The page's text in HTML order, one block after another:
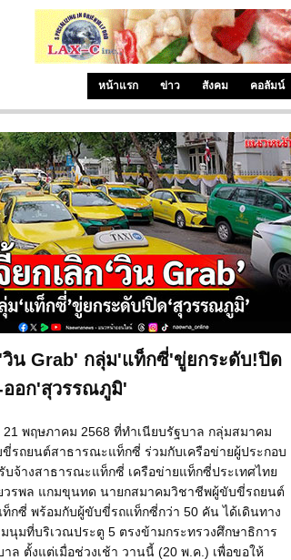
หน้าแรก ข่าว สังคม คอลัมน์
'วิน Grab' กลุ่ม'แท็กซี่'ขู่ยกระดับ!ปิด
ออก'สุวรรณภูมิ'
21 พฤษภาคม 2568 ที่ทำเนียบรัฐบาล กลุ่มสมาคม
รถยนต์สาธารณะแท็กซี่ ร่วมกับเครือข่ายผู้ประกอบ
บจ้างสาธารณะแท็กซี่ เครือข่ายแท็กซี่ประเทศไทย
วรพล แกมขุนทด นายกสมาคมวิชาชีพผู้ขับขี่รถยนต์
กซี่ พร้อมกับผู้ขับขี่รถแท็กซี่กว่า 50 คัน ได้เดินทาง
นุมที่บริเวณประตู 5 ตรงข้ามกระทรวงศึกษาธิการ
าล ตั้งแต่เมื่อช่วงเช้า วานนี้ (20 พ.ค.) เพื่อขอให้